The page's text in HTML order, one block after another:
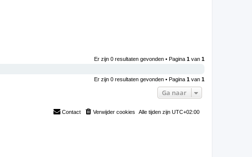
Er zijn 0 resultaten gevonden • Pagina 1 van 1
Er zijn 0 resultaten gevonden • Pagina 1 van 1
Ga naar
Alle tijden zijn UTC+02:00
Verwijder cookies
Contact